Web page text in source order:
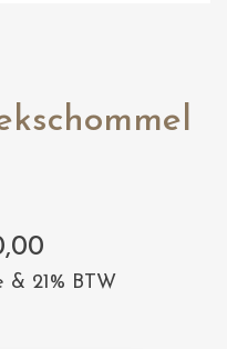
& 21% BTW